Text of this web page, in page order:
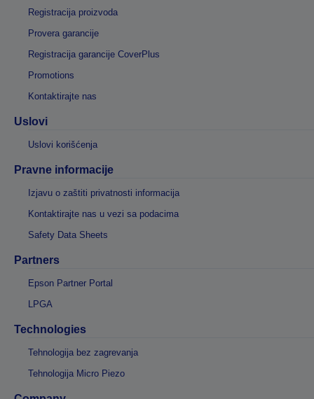
Registracija proizvoda
Provera garancije
Registracija garancije CoverPlus
Promotions
Kontaktirajte nas
Uslovi
Uslovi korišćenja
Pravne informacije
Izjavu o zaštiti privatnosti informacija
Kontaktirajte nas u vezi sa podacima
Safety Data Sheets
Partners
Epson Partner Portal
LPGA
Technologies
Tehnologija bez zagrevanja
Tehnologija Micro Piezo